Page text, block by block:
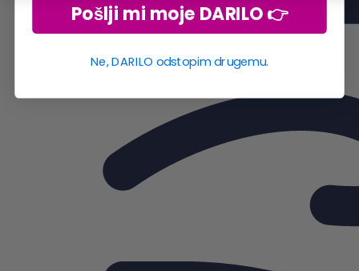
Pošlji mi moje DARILO 👉
Ne, DARILO odstopim drugemu.